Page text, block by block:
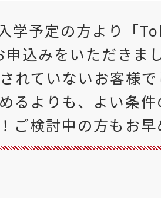
学予定の方より「
込みをいただきま
れていないお客様
るよりも、よい条
ご検討中の方もお